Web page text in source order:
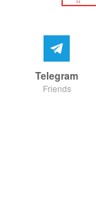
Telegram
Friends